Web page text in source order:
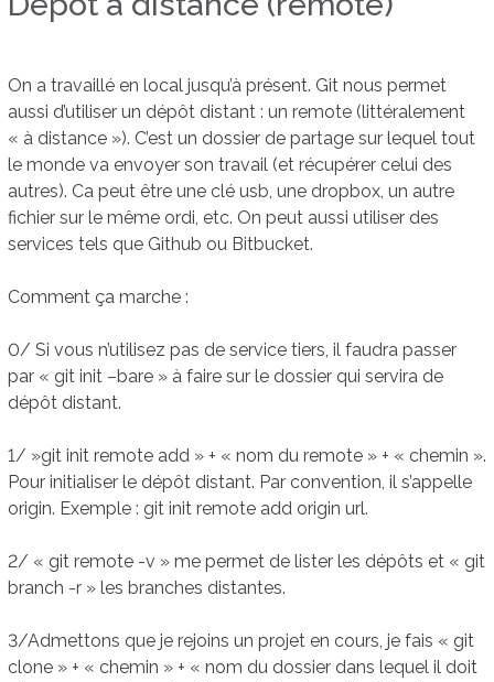
On a travaillé en local jusqu’à présent. Git nous permet
aussi d’utiliser un dépôt distant : un remote (littéralement
« à distance »). C’est un dossier de partage sur lequel tout
le monde va envoyer son travail (et récupérer celui des
autres). Ca peut être une clé usb, une dropbox, un autre
fichier sur le même ordi, etc. On peut aussi utiliser des
services tels que Github ou Bitbucket.
Comment ça marche :
0/ Si vous n’utilisez pas de service tiers, il faudra passer
par « git init –bare » à faire sur le dossier qui servira de
dépôt distant.
1/ »git init remote add » + « nom du remote » + « chemin ».
Pour initialiser le dépôt distant. Par convention, il s’appelle
origin. Exemple : git init remote add origin url.
2/ « git remote -v » me permet de lister les dépôts et « git
branch -r » les branches distantes.
3/Admettons que je rejoins un projet en cours, je fais « git
clone » + « chemin » + « nom du dossier dans lequel il doit